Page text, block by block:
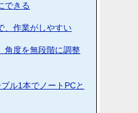
できる
、作業がしやすい
角度を無段階に調整
ル1本でノートPCと